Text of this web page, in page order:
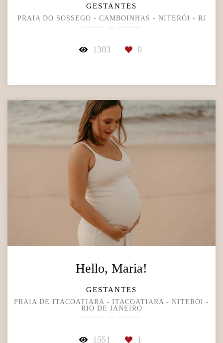
GESTANTES
PRAIA DO SOSSEGO - CAMBOINHAS - NITERÓI - RJ
1303 0
Hello, Maria!
GESTANTES
PRAIA DE ITACOATIARA - ITACOATIARA - NITERÓI -
RIO DE JANEIRO
1551 1